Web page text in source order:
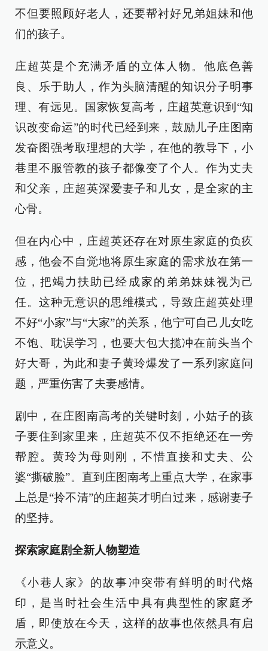
不但要照顾好老人，还要帮衬好兄弟姐妹和他
们的孩子。
庄超英是个充满矛盾的立体人物。他底色善
良、乐于助人，作为头脑清醒的知识分子明事
理、有远见。国家恢复高考，庄超英意识到“知
识改变命运”的时代已经到来，鼓励儿子庄图南
发奋图强考取理想的大学，在他的教导下，小
巷里不服管教的孩子都像变了个人。作为丈夫
和父亲，庄超英深爱妻子和儿女，是全家的主
心骨。
但在内心中，庄超英还存在对原生家庭的负疚
感，他会不自觉地将原生家庭的需求放在第一
位，把竭力扶助已经成家的弟弟妹妹视为己
任。这种无意识的思维模式，导致庄超英处理
不好“小家”与“大家”的关系，他宁可自己儿女吃
不饱、耽误学习，也要大包大揽冲在前头当个
好大哥，为此和妻子黄玲爆发了一系列家庭问
题，严重伤害了夫妻感情。
剧中，在庄图南高考的关键时刻，小姑子的孩
子要住到家里来，庄超英不仅不拒绝还在一旁
帮腔。黄玲为母则刚，不惜直接和丈夫、公
婆“撕破脸”。直到庄图南考上重点大学，在家事
上总是“拎不清”的庄超英才明白过来，感谢妻子
的坚持。
探索家庭剧全新人物塑造
《小巷人家》的故事冲突带有鲜明的时代烙
印，是当时社会生活中具有典型性的家庭矛
盾，即使放在今天，这样的故事也依然具有启
示意义。